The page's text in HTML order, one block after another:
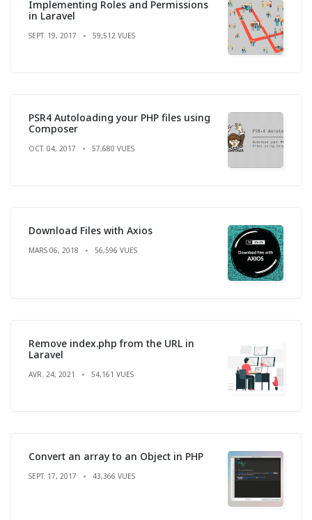
Implementing Roles and Permissions
in Laravel
SEPT. 19, 2017 59,512 VUES
PSR4 Autoloading your PHP files using
Composer
OCT. 04, 2017 57,680 VUES
Download Files with Axios
MARS 06, 2018 56,596 VUES
Remove index.php from the URL in
Laravel
AVR. 24, 2021 54,161 VUES
Convert an array to an Object in PHP
SEPT. 17, 2017 43,366 VUES